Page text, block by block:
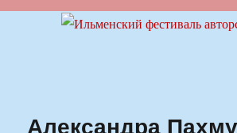
Ильменский фестиваль
Александра